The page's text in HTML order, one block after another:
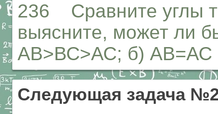
236 Сравните углы
выясните, может ли
АВ>ВС>АС; б) АВ=АС
Следующая задача